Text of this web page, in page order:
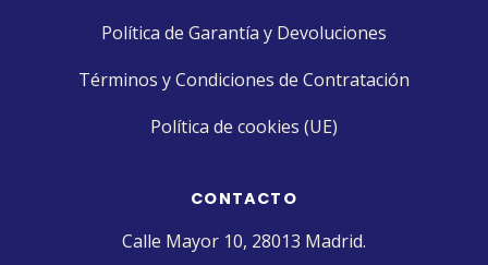
Política de Garantía y Devoluciones
Términos y Condiciones de Contratación
Política de cookies (UE)
CONTACTO
Calle Mayor 10, 28013 Madrid.